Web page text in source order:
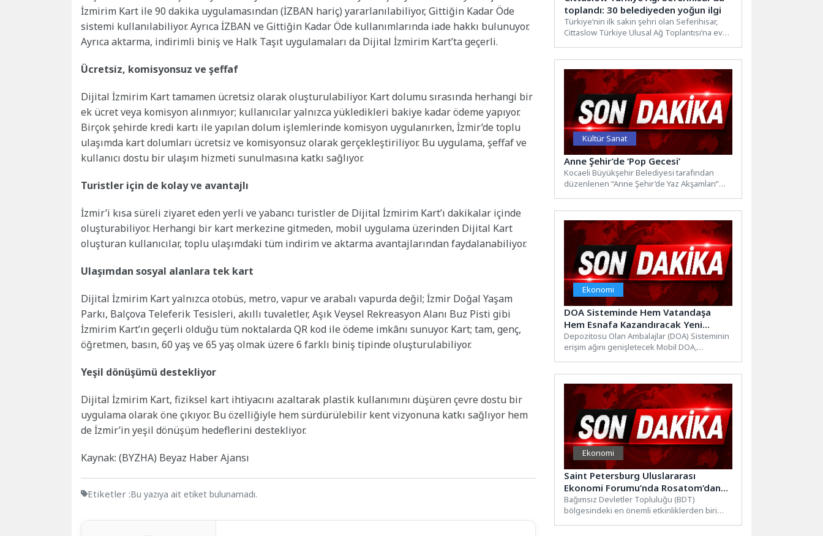
İzmirim Kart ile 90 dakika uygulamasından (İZBAN hariç) yararlanılabiliyor, Gittiğin Kadar Öde
sistemi kullanılabiliyor. Ayrıca İZBAN ve Gittiğin Kadar Öde kullanımlarında iade hakkı bulunuyor.
Ayrıca aktarma, indirimli biniş ve Halk Taşıt uygulamaları da Dijital İzmirim Kart’ta geçerli.
Ücretsiz, komisyonsuz ve şeffaf
Dijital İzmirim Kart tamamen ücretsiz olarak oluşturulabiliyor. Kart dolumu sırasında herhangi bir
ek ücret veya komisyon alınmıyor; kullanıcılar yalnızca yükledikleri bakiye kadar ödeme yapıyor.
Birçok şehirde kredi kartı ile yapılan dolum işlemlerinde komisyon uygulanırken, İzmir’de toplu
ulaşımda kart dolumları ücretsiz ve komisyonsuz olarak gerçekleştiriliyor. Bu uygulama, şeffaf ve
kullanıcı dostu bir ulaşım hizmeti sunulmasına katkı sağlıyor.
Turistler için de kolay ve avantajlı
İzmir’i kısa süreli ziyaret eden yerli ve yabancı turistler de Dijital İzmirim Kart’ı dakikalar içinde
oluşturabiliyor. Herhangi bir kart merkezine gitmeden, mobil uygulama üzerinden Dijital Kart
oluşturan kullanıcılar, toplu ulaşımdaki tüm indirim ve aktarma avantajlarından faydalanabiliyor.
Ulaşımdan sosyal alanlara tek kart
Dijital İzmirim Kart yalnızca otobüs, metro, vapur ve arabalı vapurda değil; İzmir Doğal Yaşam
Parkı, Balçova Teleferik Tesisleri, akıllı tuvaletler, Aşık Veysel Rekreasyon Alanı Buz Pisti gibi
İzmirim Kart’ın geçerli olduğu tüm noktalarda QR kod ile ödeme imkânı sunuyor. Kart; tam, genç,
öğretmen, basın, 60 yaş ve 65 yaş olmak üzere 6 farklı biniş tipinde oluşturulabiliyor.
Yeşil dönüşümü destekliyor
Dijital İzmirim Kart, fiziksel kart ihtiyacını azaltarak plastik kullanımını düşüren çevre dostu bir
uygulama olarak öne çıkıyor. Bu özelliğiyle hem sürdürülebilir kent vizyonuna katkı sağlıyor hem
de İzmir’in yeşil dönüşüm hedeflerini destekliyor.
Kaynak: (BYZHA) Beyaz Haber Ajansı
Etiketler :Bu yazıya ait etiket bulunamadı.
toplandı: 30 belediyeden yoğun ilgi
Türkiye’nin ilk sakin şehri olan Seferihisar,
Cittaslow Türkiye Ulusal Ağ Toplantısı’na ev
Kültür Sanat
Anne Şehir’de ‘Pop Gecesi’
Kocaeli Büyükşehir Belediyesi tarafından
düzenlenen “Anne Şehir’de Yaz Akşamları”
Ekonomi
DOA Sisteminde Hem Vatandaşa
Hem Esnafa Kazandıracak Yeni
Kolaylık: Mobil DOA
Depozitosu Olan Ambalajlar (DOA) Sisteminin
erişim ağını genişletecek Mobil DOA,
Ekonomi
Saint Petersburg Uluslararası
Ekonomi Forumu’nda Rosatom’dan
Teknolojik Çözümler
Bağımsız Devletler Topluluğu (BDT)
bölgesindeki en önemli etkinliklerden biri